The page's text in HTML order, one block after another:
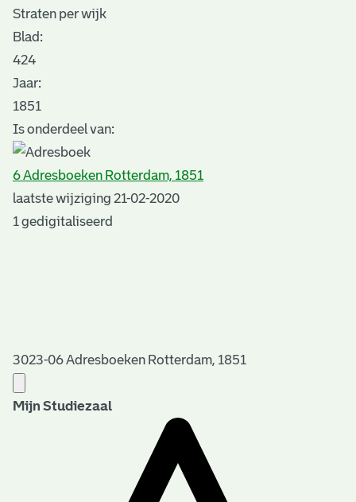
Straten per wijk
Blad:
424
Jaar:
1851
Is onderdeel van:
6 Adresboeken Rotterdam, 1851
laatste wijziging 21-02-2020
1 gedigitaliseerd
3023-06 Adresboeken Rotterdam, 1851
Mijn Studiezaal